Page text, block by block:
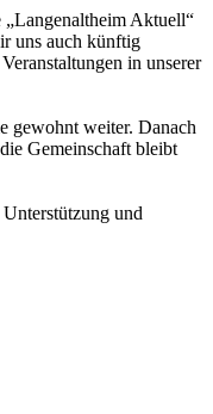
„Langenaltheim Aktuell“
uns auch künftig
in unserer
gewohnt weiter. Danach
Gemeinschaft bleibt
und